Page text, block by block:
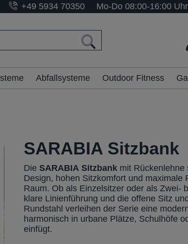
+49 5934 70350 Mo-Do 08:00-16:00
Abfallsysteme Outdoor Fitness
SARABIA Sitzbank
DieSARABIA Sitzbank mit Rückenlehne
Design, hohen Sitzkomfort und maximale
Raum. Ob als Einzelsitzer oder als Zwei-
klare Linienführung und die offene Sitz
Rundstahl verleihen der Serie eine
harmonisch in urbane Plätze, Schulhöfe
einfügt.